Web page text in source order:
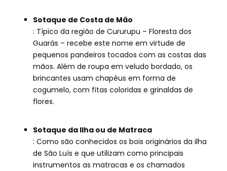
Sotaque de Costa de Mão
: Típico da região de Cururupu – Floresta dos
Guarás – recebe este nome em virtude de
pequenos pandeiros tocados com as costas das
mãos. Além de roupa em veludo bordado, os
brincantes usam chapéus em forma de
cogumelo, com fitas coloridas e grinaldas de
flores.
Sotaque da Ilha ou de Matraca
: Como são conhecidos os bois originários da ilha
de São Luís e que utilizam como principais
instrumentos as matracas e os chamados